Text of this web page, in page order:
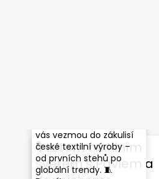
🎙 Letem textilním
světem s Pavlem a
vás vezmou do zákulisí
české textilní výroby –
od prvních stehů po
globální trendy. 🧵